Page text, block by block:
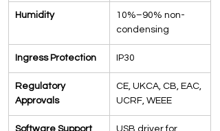
Humidity
10%–90% non-
condensing
Ingress Protection IP30
Regulatory
Approvals
CE, UKCA, CB, EAC,
UCRF, WEEE
Software Support
USB driver for